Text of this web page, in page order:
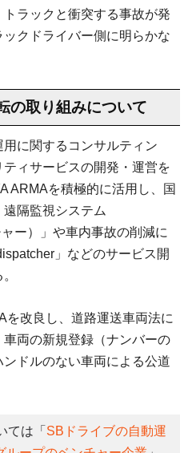
ラックと衝突する事故が発
クドライバー側に明らかな
の取り組みについて
に関するコンサルティン
ィサービスの開発・運営を
ARMAを積極的に活用し、国
隔監視システム
ー）」や車内事故の削減に
」などのサービス開
を改良し、道路運送車両法に
両の新規登録（ナンバーの
ドルのない車両による公道
ては「 SBドライブの自動運